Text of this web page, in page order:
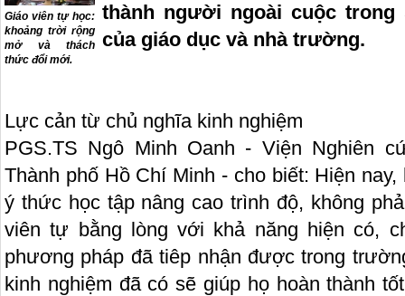
Giáo viên tự học:
khoảng trời rộng
mở và thách
thức đổi mới.
thành người ngoài cuộc
của giáo dục và nhà trường.
Lực cản từ chủ nghĩa kinh nghiệm
PGS.TS Ngô Minh Oanh - Viện Nghiên
Thành phố Hồ Chí Minh - cho biết: Hiện
ý thức học tập nâng cao trình độ, không
viên tự bằng lòng với khả năng hiện có,
phương pháp đã tiêp nhận được trong
kinh nghiệm đã có sẽ giúp họ hoàn thành